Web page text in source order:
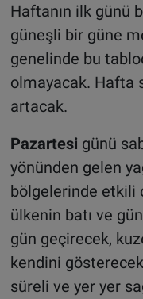
Haftanın ilk günü
güneşli bir güne
genelinde bu
olmayacak. Hafta
artacak.
Pazartesi günü
yönünden gelen
bölgelerinde etkili
ülkenin batı ve
gün geçirecek,
kendini
süreli ve yer yer